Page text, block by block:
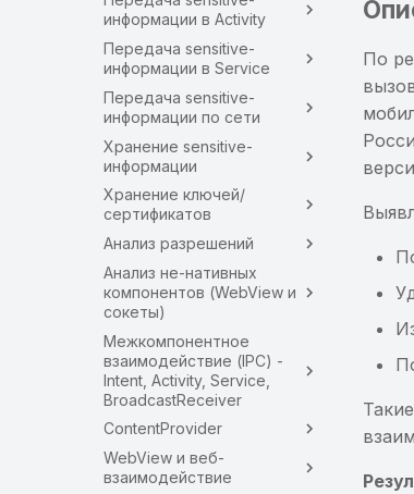
информации в Activity
Передача sensitive-
информации в Service
Передача sensitive-
информации по сети
Хранение sensitive-
информации
Хранение ключей/
сертификатов
Анализ разрешений
Анализ не-нативных
компонентов (WebView и
сокеты)
Межкомпонентное
взаимодействие (IPC) -
Intent, Activity, Service,
BroadcastReceiver
ContentProvider
WebView и веб-
взаимодействие
По